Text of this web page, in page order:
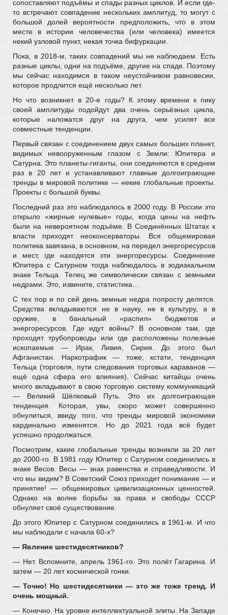
сопоставляют подъёмы и спады разных циклов. И если где-
то встречают совпадение нескольких амплитуд, то могут с
большой долей вероятности предположить, что в этом
месте в истории человечества (или человека) имеется
некий узловой пункт, некая точка бифуркации.
Пока, в 2018-м, таких совпадений мы не наблюдаем. Есть
разные циклы, одни на подъёме, другие на спаде. Поэтому
мы сейчас находимся в таком неустойчивом равновесии,
которое продлится ещё несколько лет.
Но что возникнет в 20-е годы? К этому времени к пику
своей амплитуды подойдут два очень серьёзных цикла,
которые наложатся друг на друга, чем усилят все
совместные тенденции.
Первый связан с соединением двух самых больших планет,
видимых невооруженным глазом с Земли: Юпитера и
Сатурна. Это планеты-гиганты, они соединяются в среднем
раз в 20 лет и устанавливают главные долгоиграющие
тренды в мировой политике — некие глобальные проекты.
Проекты с большой буквы.
Последний раз это наблюдалось в 2000 году. В России это
открыло «жирные нулевые» годы, когда цены на нефть
были на невероятном подъёме. В Соединённых Штатах к
власти приходят неоконсерваторы. Вся общемировая
политика завязана, в основном, на передел энергоресурсов
и мест, где находятся эти энергоресурсы. Соединение
Юпитера с Сатурном тогда наблюдалось в зодиакальном
знаке Тельца. Телец же символически связан с земными
недрами. Это, извините, статистика…
С тех пор и по сей день земные недра попросту делятся.
Средства вкладываются не в науку, не в культуру, а в
оружие, в банальный «распил» бюджетов и
энергоресурсов. Где идут войны? В основном там, где
проходят трубопроводы или где расположены полезные
ископаемые — Ирак, Ливия, Сирия. До этого был
Афганистан. Наркотрафик — тоже, кстати, тенденция
Тельца (торговля, пути следования торговых караванов —
ещё одна сфера его влияния). Сейчас китайцы очень
много вкладывают в свою торговую систему коммуникаций
— Великий Шёлковый Путь. Это их долгоиграющая
тенденция. Которая, увы, скоро может совершенно
обнулиться, ввиду того, что тренды мировой экономики
кардинально изменятся. Но до 2021 года всё будет
успешно продолжаться.
Посмотрим, какие глобальные тренды возникли за 20 лет
до 2000-го. В 1981 году Юпитер с Сатурном соединились в
знаке Весов. Весы — знак равенства и справедливости. И
что мы видим? В Советский Союз приходит понимание — и
принятие! — общемировых цивилизационных ценностей.
Однако на волне борьбы за права и свободы СССР
обнуляет своё существование.
До этого Юпитер с Сатурном соединились в 1961-м. И что
мы наблюдали с начала 60-х?
— Явление шестидесятников?
— Нет. Вспомните, апрель 1961-го. Это полёт Гагарина. И
затем — 20 лет космической гонки.
— Точно! Но шестидесятники — это же тоже тренд. И
очень мощный.
— Конечно. На уровне интеллектуальной элиты. На Западе